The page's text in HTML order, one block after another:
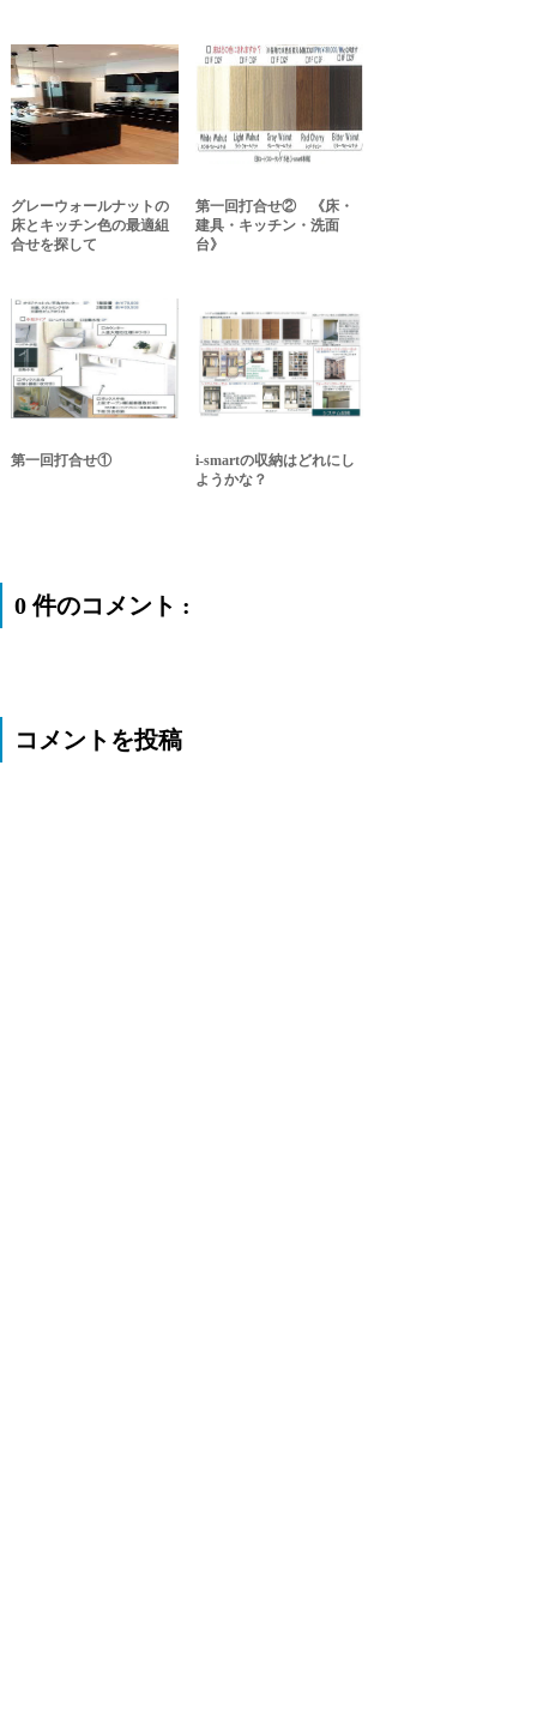
グレーウォールナットの
床とキッチン色の最適組
合せを探して
第一回打合せ② 《床・
建具・キッチン・洗面
台》
第一回打合せ①
i-smartの収納はどれにし
ようかな？
0 件のコメント :
コメントを投稿